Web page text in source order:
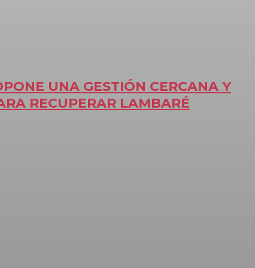
UNA GESTIÓN CERCANA Y
RECUPERAR LAMBARÉ